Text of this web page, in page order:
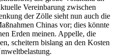
Vereinbarung zwischen
der Zölle sieht nun auch die
Chinas vor; dies könnte
Erden meinen. Appelle, die
scheitern bislang an den Kosten